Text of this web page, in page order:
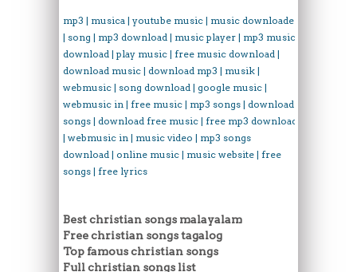
mp3 | musica | youtube music | music downloader
| song | mp3 download | music player | mp3 music
download | play music | free music download |
download music | download mp3 | musik |
webmusic | song download | google music |
webmusic in | free music | mp3 songs | download
songs | download free music | free mp3 download
| webmusic in | music video | mp3 songs
download | online music | music website | free
songs | free lyrics
Best christian songs malayalam
Free christian songs tagalog
Top famous christian songs
Full christian songs list